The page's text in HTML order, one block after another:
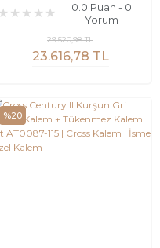
0.0 Puan - 0
Yorum
23.616,78 TL
29.520,98 TL
%20